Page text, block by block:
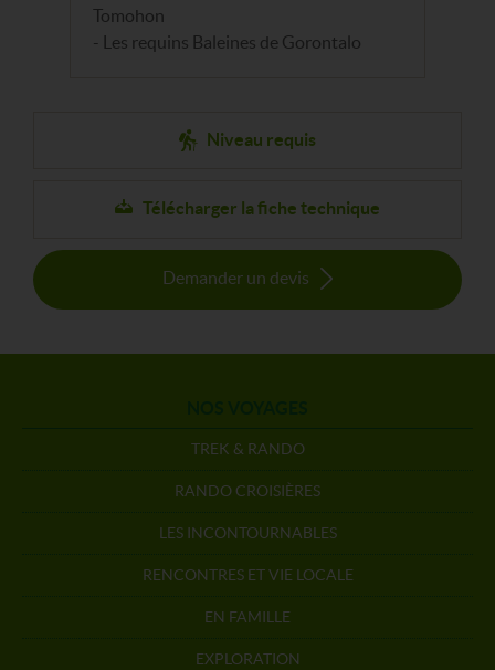
Tomohon
- Les requins Baleines de Gorontalo
Niveau requis
Télécharger la fiche technique
Demander un devis
TREK & RANDO
RANDO CROISIÈRES
LES INCONTOURNABLES
RENCONTRES ET VIE LOCALE
EN FAMILLE
EXPLORATION